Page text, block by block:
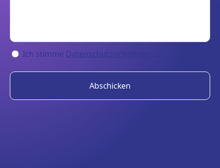
Ich stimme Datenschutzrichtlinien